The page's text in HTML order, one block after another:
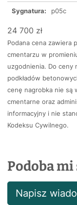
Sygnatura: p05c
24 700 zł
Podana cena zawiera
cmentarzu w
uzgodnienia. Do ceny
podkładów
cenę nagrobka nie są
cmentarne oraz
informacyjny i nie
Kodeksu Cywilnego.
Podoba mi
Napisz